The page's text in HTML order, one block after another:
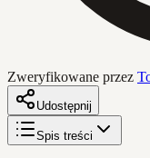
Zweryfikowane przez
Udostępnij
Spis treści